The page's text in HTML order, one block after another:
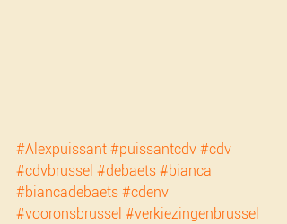
#Alexpuissant #puissantcdv #cdv
#cdvbrussel #debaets #bianca
#biancadebaets #cdenv
#vooronsbrussel #verkiezingenbrussel